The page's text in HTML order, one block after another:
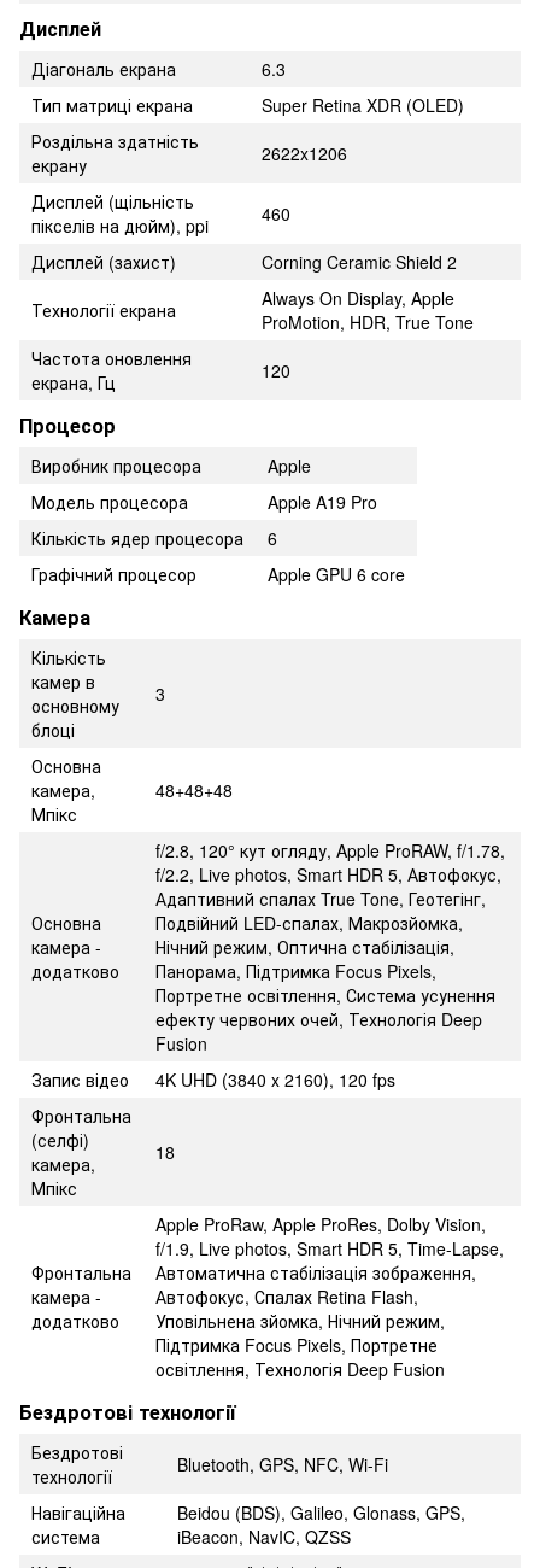
Дисплей
Діагональ екрана
6.3
Тип матриці екрана
Super Retina XDR (OLED)
Роздільна здатність
екрану
2622x1206
Дисплей (щільність
пікселів на дюйм), ppi
460
Дисплей (захист)
Corning Ceramic Shield 2
Технології екрана
Always On Display, Apple
ProMotion, HDR, True Tone
Частота оновлення
екрана, Гц
120
Процесор
Виробник процесора
Apple
Модель процесора
Apple A19 Pro
Кількість ядер процесора
6
Графічний процесор
Apple GPU 6 core
Камера
Кількість
камер в
основному
блоці
3
Основна
камера,
Мпікс
48+48+48
Основна
камера -
додатково
f/2.8, 120° кут огляду, Apple ProRAW, f/1.78,
f/2.2, Live photos, Smart HDR 5, Автофокус,
Адаптивний спалах True Tone, Геотегінг,
Подвійний LED-спалах, Макрозйомка,
Нічний режим, Оптична стабілізація,
Панорама, Підтримка Focus Pixels,
Портретне освітлення, Система усунення
ефекту червоних очей, Технологія Deep
Fusion
Запис відео
4K UHD (3840 x 2160), 120 fps
Фронтальна
(селфі)
камера,
Мпікс
18
Фронтальна
камера -
додатково
Apple ProRaw, Apple ProRes, Dolby Vision,
f/1.9, Live photos, Smart HDR 5, Time-Lapse,
Автоматична стабілізація зображення,
Автофокус, Спалах Retina Flash,
Уповільнена зйомка, Нічний режим,
Підтримка Focus Pixels, Портретне
освітлення, Технологія Deep Fusion
Бездротові технології
Бездротові
технології
Bluetooth, GPS, NFC, Wi-Fi
Навігаційна
система
Beidou (BDS), Galileo, Glonass, GPS,
iBeacon, NavIC, QZSS